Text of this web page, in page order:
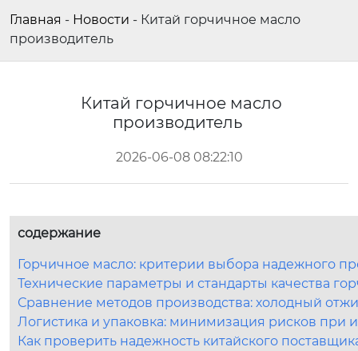
Главная - Новости - Китай горчичное масло
производитель
Китай горчичное масло
производитель
2026-06-08 08:22:10
содержание
Горчичное масло: критерии выбора надежного
Технические параметры и стандарты качества
Сравнение методов производства: холодный
Логистика и упаковка: минимизация рисков при
Как проверить надежность китайского